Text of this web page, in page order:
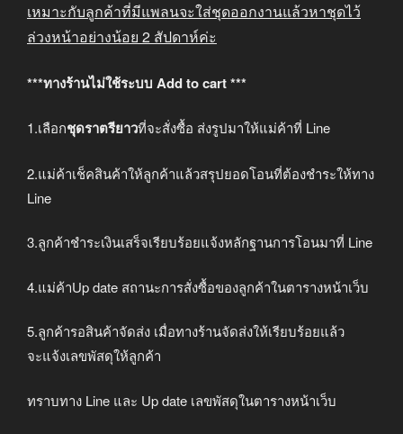
เหมาะกับลูกค้าที่มีแพลนจะใส่ชุดออกงานแล้วหาชุดไว้
ล่วงหน้าอย่างน้อย 2 สัปดาห์ค่ะ
***ทางร้านไม่ใช้ระบบ Add to cart ***
1.เลือกชุดราตรียาวที่จะสั่งซื้อ ส่งรูปมาให้แม่ค้าที่ Line
2.แม่ค้าเช็คสินค้าให้ลูกค้าแล้วสรุปยอดโอนที่ต้องชำระให้ทาง
Line
3.ลูกค้าชำระเงินเสร็จเรียบร้อยแจ้งหลักฐานการโอนมาที่ Line
4.แม่ค้าUp date สถานะการสั่งซื้อของลูกค้าในตารางหน้าเว็บ
5.ลูกค้ารอสินค้าจัดส่ง เมื่อทางร้านจัดส่งให้เรียบร้อยแล้ว
จะแจ้งเลขพัสดุให้ลูกค้า
ทราบทาง Line และ Up date เลขพัสดุในตารางหน้าเว็บ